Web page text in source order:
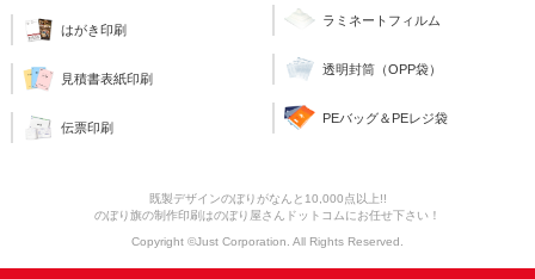
はがき印刷
見積書表紙印刷
伝票印刷
ラミネートフィルム
透明封筒（OPP袋）
PEバッグ＆PEレジ袋
既製デザインのぼりがなんと10,000点以上!!
のぼり旗の制作印刷はのぼり屋さんドットコムにお任せ下さい！
Copyright ©Just Corporation. All Rights Reserved.